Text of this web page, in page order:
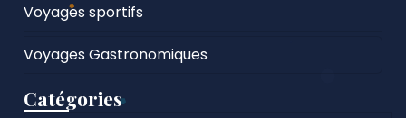
Voyages sportifs
Voyages Gastronomiques
Catégories